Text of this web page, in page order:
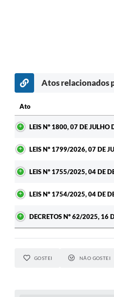
Atos relacionados
Ato
LEIS Nº 1800, 07 DE JULHO
LEIS Nº 1799/2026, 07 DE
LEIS Nº 1755/2025, 04 DE
LEIS Nº 1754/2025, 04 DE
DECRETOS Nº 62/2025, 16
GOSTEI NÃO GOSTEI